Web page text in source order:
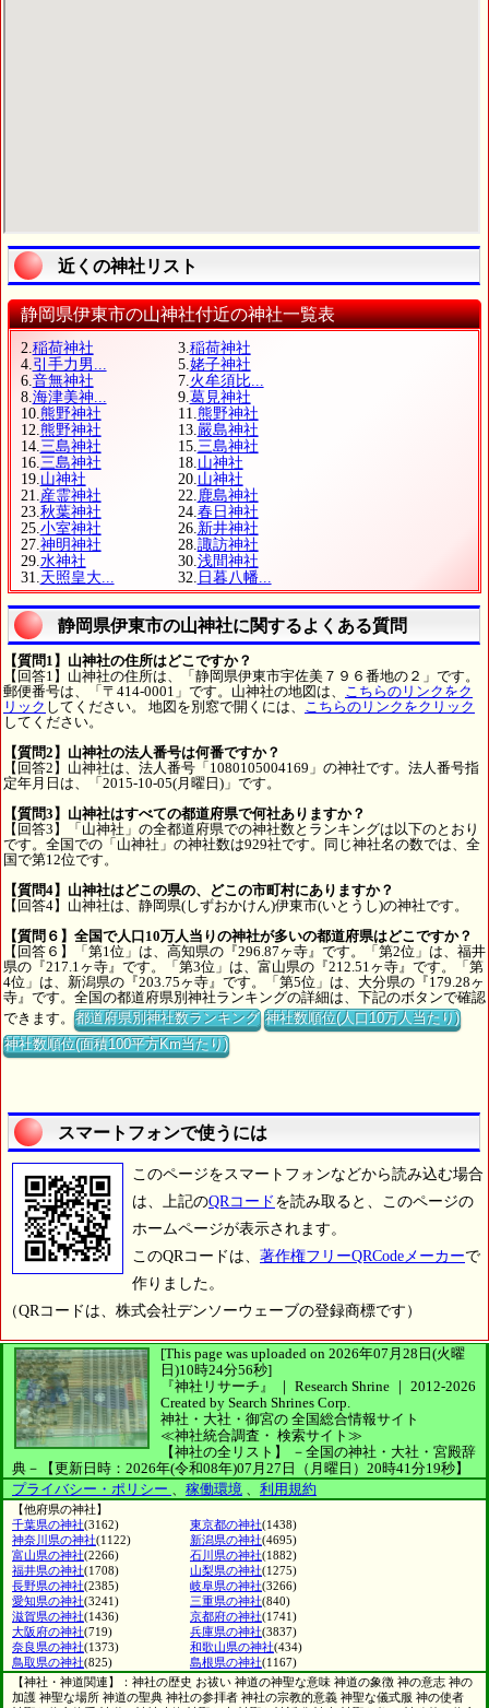
近くの神社リスト
静岡県伊東市の山神社付近の神社一覧表
2.稲荷神社 3.稲荷神社
4.引手力男... 5.姥子神社
6.音無神社 7.火牟須比...
8.海津美神... 9.葛見神社
10.熊野神社 11.熊野神社
12.熊野神社 13.嚴島神社
14.三島神社 15.三島神社
16.三島神社 18.山神社
19.山神社 20.山神社
21.産霊神社 22.鹿島神社
23.秋葉神社 24.春日神社
25.小室神社 26.新井神社
27.神明神社 28.諏訪神社
29.水神社 30.浅間神社
31.天照皇大... 32. 日暮八幡...
静岡県伊東市の山神社に関するよくある質問
【質問1】山神社の住所はどこですか？
【回答1】山神社の住所は、「静岡県伊東市宇佐美７９６番地の２」です。
郵便番号は、「〒414-0001」です。山神社の地図は、 こちらのリンクをク
リック してください。 地図を別窓で開くには、 こちらのリンクをクリック
してください。
【質問2】山神社の法人番号は何番ですか？
【回答2】山神社は、法人番号「1080105004169」の神社です。法人番号指
定年月日は、「2015-10-05(月曜日)」です。
【質問3】山神社はすべての都道府県で何社ありますか？
【回答3】「山神社」の全都道府県での神社数とランキングは以下のとおり
です。全国での「山神社」の神社数は929社です。同じ神社名の数では、全
国で第12位です。
【質問4】山神社はどこの県の、どこの市町村にありますか？
【回答4】山神社は、静岡県(しずおかけん)伊東市(いとうし)の神社です。
【質問６】全国で人口10万人当りの神社が多いの都道府県はどこですか？
【回答６】「第1位」は、高知県の『296.87ヶ寺』です。「第2位」は、福井
県の『217.1ヶ寺』です。「第3位」は、富山県の『212.51ヶ寺』です。「第
4位」は、新潟県の『203.75ヶ寺』です。「第5位」は、大分県の『179.28ヶ
寺』です。全国の都道府県別神社ランキングの詳細は、下記のボタンで確認
できます。都道府県別神社数ランキング 神社数順位(人口10万人当たり)
神社数順位(面積100平方Km当たり)
スマートフォンで使うには
このページをスマートフォンなどから読み込む場合
は、上記のQRコード を読み取ると、このページの
ホームページが表示されます。
このQRコードは、 著作権フリーQRCodeメーカーで
作りました。
（QRコードは、株式会社デンソーウェーブの登録商標です）
[This page was uploaded on 2026年07月28日(火曜
日)10時24分56秒]
『神社リサーチ』 ｜ Research Shrine ｜ 2012-2026
Created by Search Shrines Corp.
神社・大社・御宮の 全国総合情報サイト
≪神社統合調査・ 検索サイト≫
【神社の全リスト】
－全国の神社・大社・宮殿辞
典－
【更新日時：2026年(令和08年)07月27日（月曜日）20時41分19秒】
プライバシー・ポリシー 、 稼働環境 、 利用規約
【他府県の神社】
千葉県の神社(3162) 東京都の神社(1438)
神奈川県の神社(1122) 新潟県の神社(4695)
富山県の神社(2266) 石川県の神社(1882)
福井県の神社(1708) 山梨県の神社(1275)
長野県の神社(2385) 岐阜県の神社(3266)
愛知県の神社(3241) 三重県の神社(840)
滋賀県の神社(1436) 京都府の神社(1741)
大阪府の神社(719) 兵庫県の神社(3837)
奈良県の神社(1373) 和歌山県の神社(434)
鳥取県の神社(825) 島根県の神社(1167)
【神社・神道関連】：神社の歴史 お祓い 神道の神聖な意味 神道の象徴 神の意志 神の
加護 神聖な場所 神道の聖典 神社の参拝者 神社の宗教的意義 神聖な儀式服 神の使者